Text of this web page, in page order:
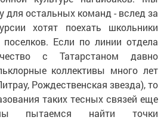
для остальных команд - вслед за
хотят поехать школьники
поселков. Если по линии отдела
с Татарстаном давно
коллективы много лет
Рождественская звезда), то
таких тесных связей еще
пытаемся найти точки